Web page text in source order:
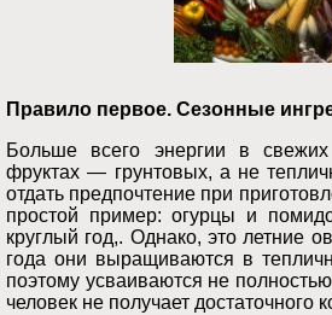
Правило первое. Сезонные
Больше всего энергии в
фруктах — грунтовых, а не
отдать предпочтение при
простой пример: огурцы и
круглый год,. Однако, это летние
года они выращиваются в
поэтому усваиваются не
человек не получает достаточного